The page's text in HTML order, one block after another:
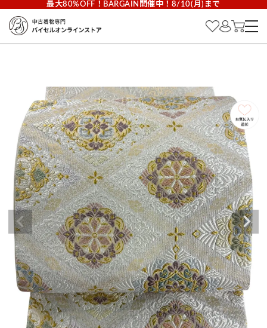
最大80%OFF！BARGAIN開催中！8/10(月)まで